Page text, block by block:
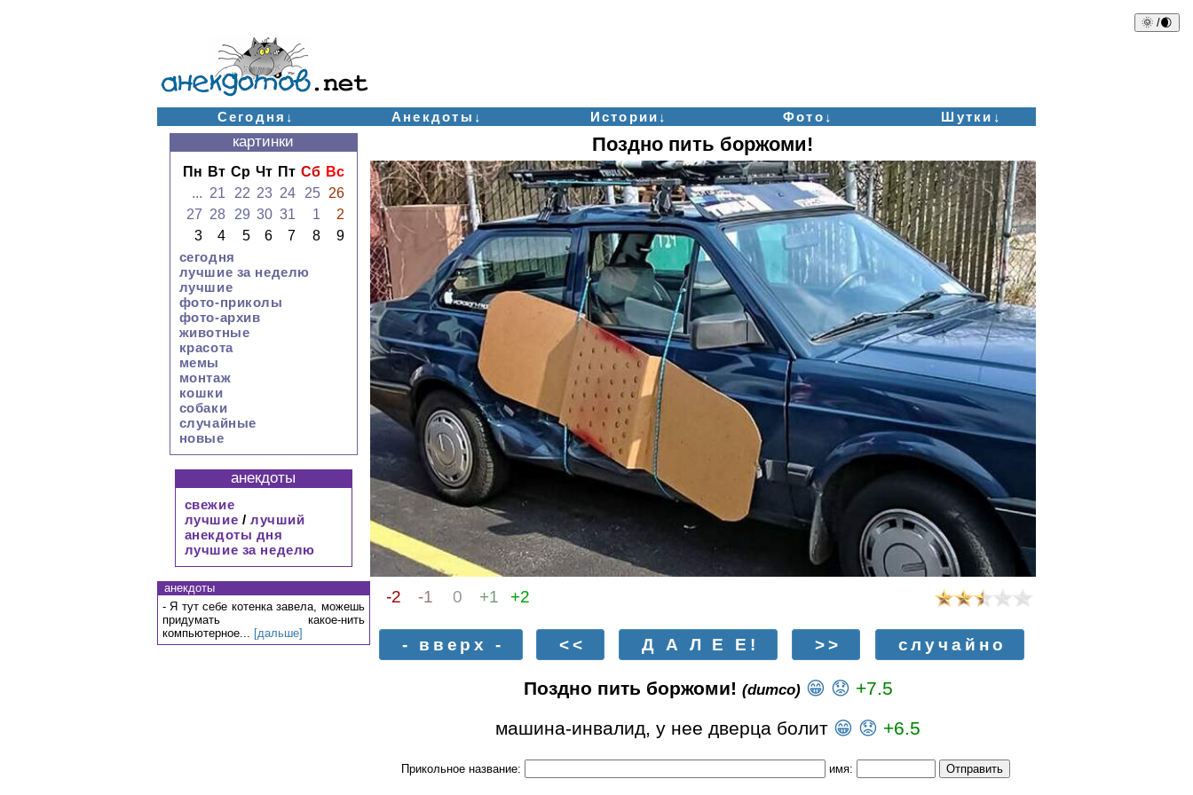
🌞 /🌒
Сегодня↓ Анекдоты↓ Истории↓ Фото↓ Шутки↓
Поздно пить боржоми!
-2 -1 0 +1 +2
- вверх - << Д А Л Е Е! >> случайно
Поздно пить боржоми! (dumco) 😁 😟 +7.5
машина-инвалид, у нее дверца болит 😁 😟 +6.5
Прикольное название: имя:
картинки
Пн Вт Ср Чт Пт Сб Вс
... 21 22 23 24 25
26
27 28 29 30 31 1
2
3
4 5 6 7 8
9
сегодня
лучшие за неделю
лучшие
фото-приколы
фото-архив
животные
красота
мемы
монтаж
кошки
собаки
случайные
новые
анекдоты
свежие
лучшие / лучший
анекдоты дня
лучшие за неделю
анекдоты
- Я тут себе котенка завела, можешь
придумать какое-нить
компьютерное... [дальше]